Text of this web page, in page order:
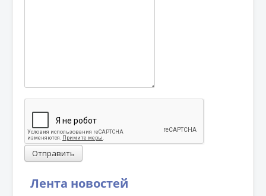
Лента новостей
Отправить